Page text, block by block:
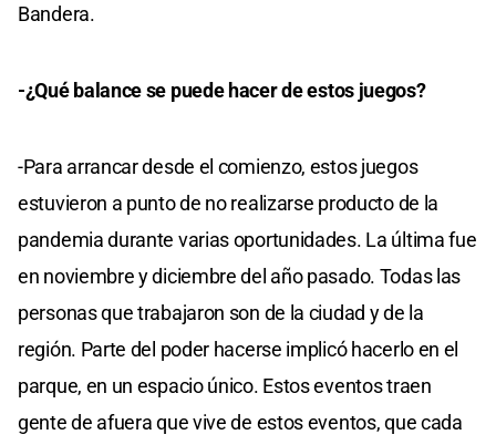
Bandera.
-¿Qué balance se puede hacer de estos juegos?
-Para arrancar desde el comienzo, estos juegos
estuvieron a punto de no realizarse producto de la
pandemia durante varias oportunidades. La última fue
en noviembre y diciembre del año pasado. Todas las
personas que trabajaron son de la ciudad y de la
región. Parte del poder hacerse implicó hacerlo en el
parque, en un espacio único. Estos eventos traen
gente de afuera que vive de estos eventos, que cada